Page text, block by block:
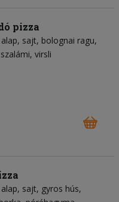
pizza
sajt bolognai ragu
szalámi virsli
sajt gyros hús